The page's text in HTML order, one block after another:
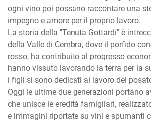
ogni vino poi possano raccontare una
impegno e amore per il proprio lavoro.
La storia della "Tenuta Gottardi" è
della Valle di Cembra, dove il porfido
rosso, ha contribuito al progresso
hanno vissuto lavorando la terra per la
i figli si sono dedicati al lavoro del
Oggi le ultime due generazioni portano
che unisce le eredità famigliari,
e immagini riportate su vini e spumanti